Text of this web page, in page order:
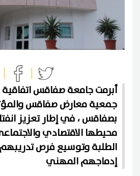
أبرمت جامعة صفاقس
جمعية معارض صفاقس
بصفاقس ، في إطار تعزيز
محيطها الاقتصادي
الطلبة وتوسيع فرص
إدماجهم المهني